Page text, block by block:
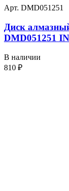
Арт. DMD051251
Диск
DMD051251
В наличии
810 ₽